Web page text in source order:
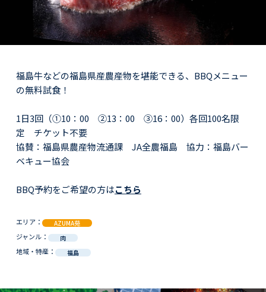
福島牛などの福島県産農産物を堪能できる、BBQメニュー
の無料試食！
1日3回（➀10：00 ➁13：00 ➂16：00）各回100名限
定 チケット不要
協賛：福島県農産物流通課 JA全農福島 協力：福島バー
ベキュー協会
BBQ予約をご希望の方はこちら
エリア： AZUMA苑
ジャンル： 肉
地域・特産： 福島